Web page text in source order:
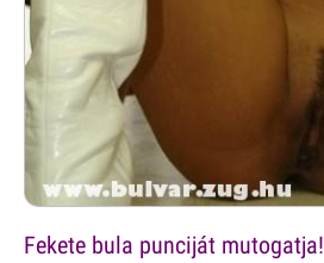
Fekete bula punciját mutogatja!